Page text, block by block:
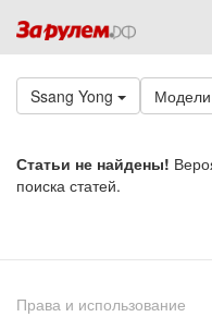
Ssang Yong Модели
Статьи не найдены!
поиска статей.
Права и использование